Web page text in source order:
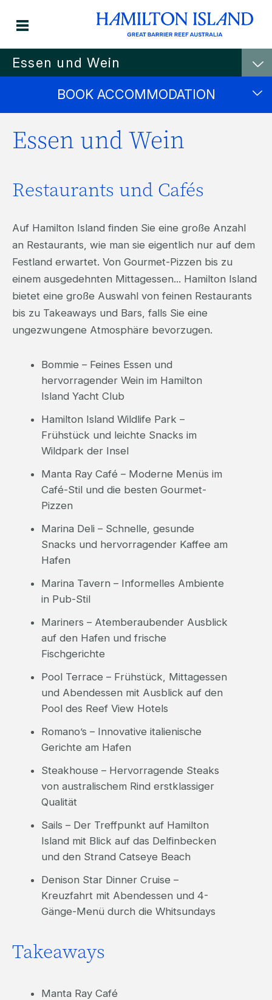
Essen und Wein
BOOK ACCOMMODATION
Essen und Wein
Restaurants und Cafés
Auf Hamilton Island finden Sie eine große Anzahl
an Restaurants, wie man sie eigentlich nur auf dem
Festland erwartet. Von Gourmet-Pizzen bis zu
einem ausgedehnten Mittagessen... Hamilton Island
bietet eine große Auswahl von feinen Restaurants
bis zu Takeaways und Bars, falls Sie eine
ungezwungene Atmosphäre bevorzugen.
Bommie – Feines Essen und
hervorragender Wein im Hamilton
Island Yacht Club
Hamilton Island Wildlife Park –
Frühstück und leichte Snacks im
Wildpark der Insel
Manta Ray Café – Moderne Menüs im
Café-Stil und die besten Gourmet-
Pizzen
Marina Deli – Schnelle, gesunde
Snacks und hervorragender Kaffee am
Hafen
Marina Tavern – Informelles Ambiente
in Pub-Stil
Mariners – Atemberaubender Ausblick
auf den Hafen und frische
Fischgerichte
Pool Terrace – Frühstück, Mittagessen
und Abendessen mit Ausblick auf den
Pool des Reef View Hotels
Romano’s – Innovative italienische
Gerichte am Hafen
Steakhouse – Hervorragende Steaks
von australischem Rind erstklassiger
Qualität
Sails – Der Treffpunkt auf Hamilton
Island mit Blick auf das Delfinbecken
und den Strand Catseye Beach
Denison Star Dinner Cruise –
Kreuzfahrt mit Abendessen und 4-
Gänge-Menü durch die Whitsundays
Takeaways
Manta Ray Café